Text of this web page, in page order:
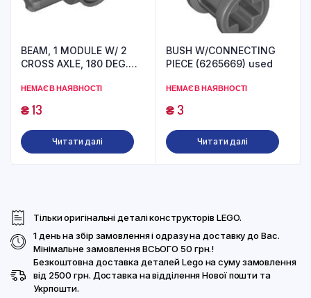
BEAM, 1 MODULE W/ 2
CROSS AXLE, 180 DEG.
НЕМАЄ В НАЯВНОСТІ
₴13
Читати далі
BUSH W/CONNECTING
PIECE (6265669) used
НЕМАЄ В НАЯВНОСТІ
₴3
Читати далі
Тільки оригінальні деталі конструкторів LEGO.
1 день на збір замовлення і одразу на доставку до Вас.
Мінімальне замовлення ВСЬОГО 50 грн.!
Безкоштовна доставка деталей Lego на суму замовлення
від 2500 грн. Доставка на відділення Нової пошти та
Укрпошти.